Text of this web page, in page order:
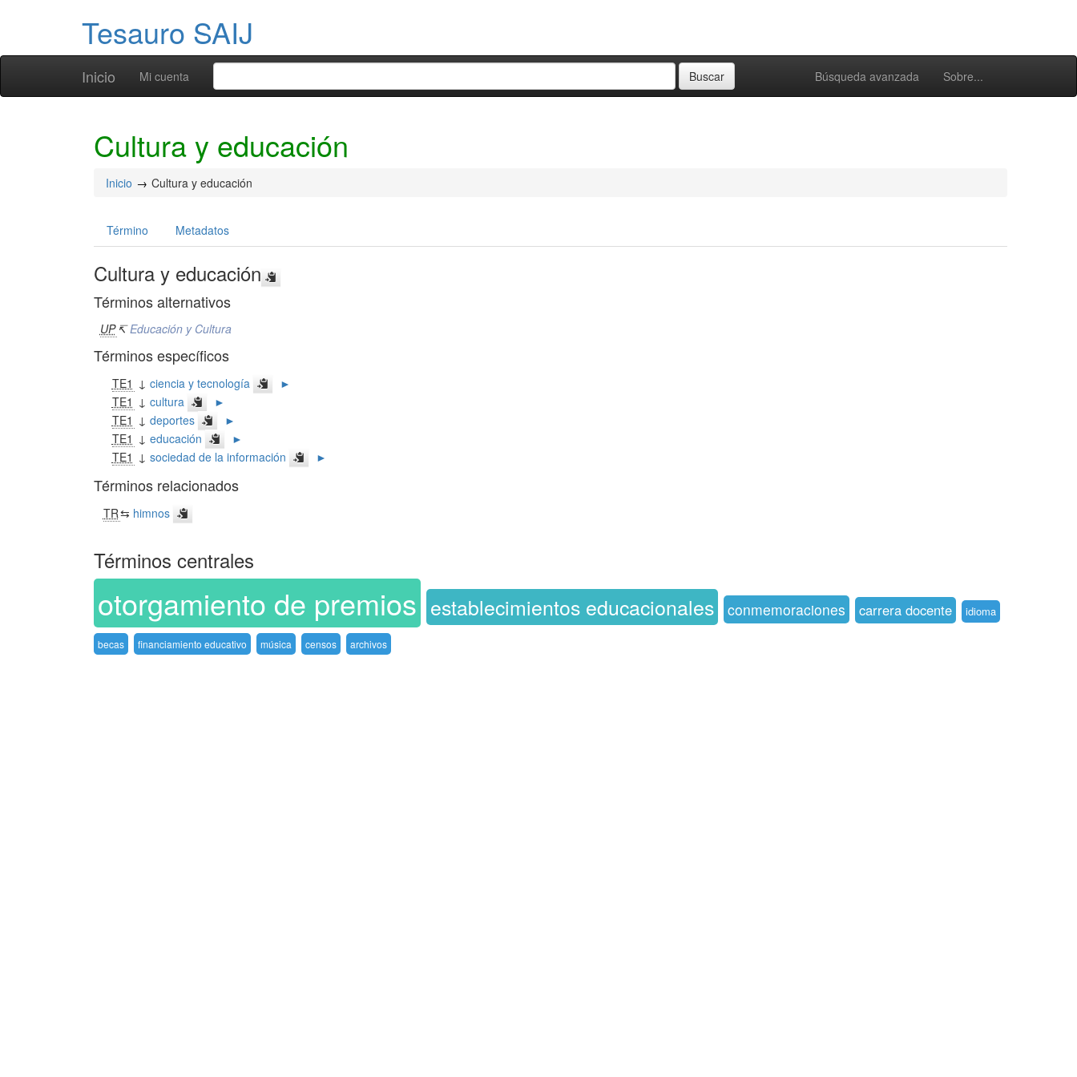
Tesauro SAIJ
Inicio Búsqueda avanzada Sobre...
Mi cuenta
Cultura y educación
Inicio Cultura y educación
Término Metadatos
Cultura y educación
Términos alternativos
UP ↸Educación y Cultura
Términos específicos
TE1 ↓ ciencia y tecnología
►
TE1 ↓ cultura
►
TE1 ↓ deportes
►
TE1 ↓ educación
►
TE1 ↓ sociedad de la información ►
Términos relacionados
TR⇆ himnos
Términos centrales
otorgamiento de premios establecimientos educacionales conmemoraciones carrera docente idioma
becas financiamiento educativo música censos archivos